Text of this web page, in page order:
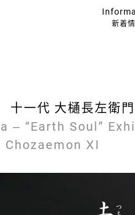
新着
一代 大樋長左衛
‒ “Earth Soul”
Chozaemon XI